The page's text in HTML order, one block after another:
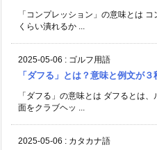
「コンプレッション」の意味とは
くらい潰れるか ...
2025-05-06 : ゴルフ用語
「ダフる」とは？意味と例文が３
「ダフる」の意味とは ダフるとは
面をクラブヘッ ...
2025-05-06 : カタカナ語